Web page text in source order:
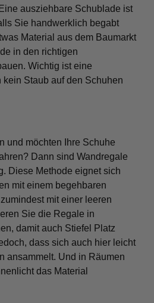
ausziehbare Schublade ist
Sie handwerklich begabt
Material aus dem Baumarkt
in den richtigen
Wichtig ist eine
Staub auf den Schuhen
und möchten Ihre Schuhe
Dann sind Wandregale
Diese Methode eignet sich
mit einem begehbaren
mit einer leeren
Sie die Regale in
damit auch Stiefel Platz
dass sich auch hier leicht
ansammelt. Und in Räumen
das Material